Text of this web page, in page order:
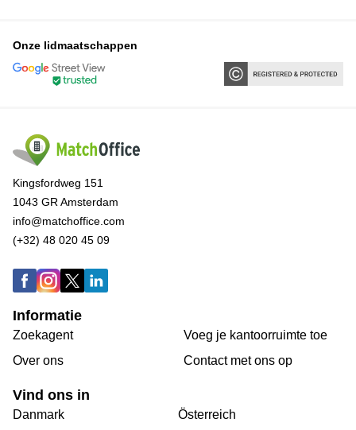
Onze lidmaatschappen
Kingsfordweg 151
1043 GR Amsterdam
info@matchoffice.com
(+32) 48 020 45 09
Informatie
Zoekagent
Over ons
Voeg je kantoorruimte toe
Сontact met ons op
Vind ons in
Danmark
Österreich